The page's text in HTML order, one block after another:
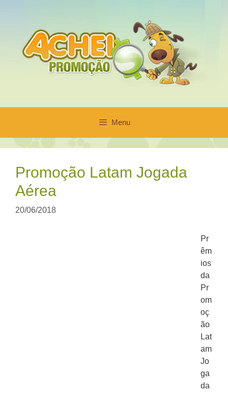
conteúdo
Menu
Promoção Latam Jogada
Aérea
20/06/2018
Pr
êm
ios
da
Pr
om
oç
ão
Lat
am
Jo
ga
da